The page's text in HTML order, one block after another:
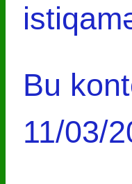
Bu
11/03/